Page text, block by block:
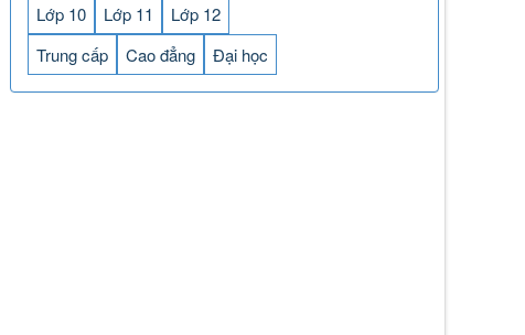
Lớp 10
Lớp 11
Lớp 12
Trung cấp
Cao đẳng Đại học